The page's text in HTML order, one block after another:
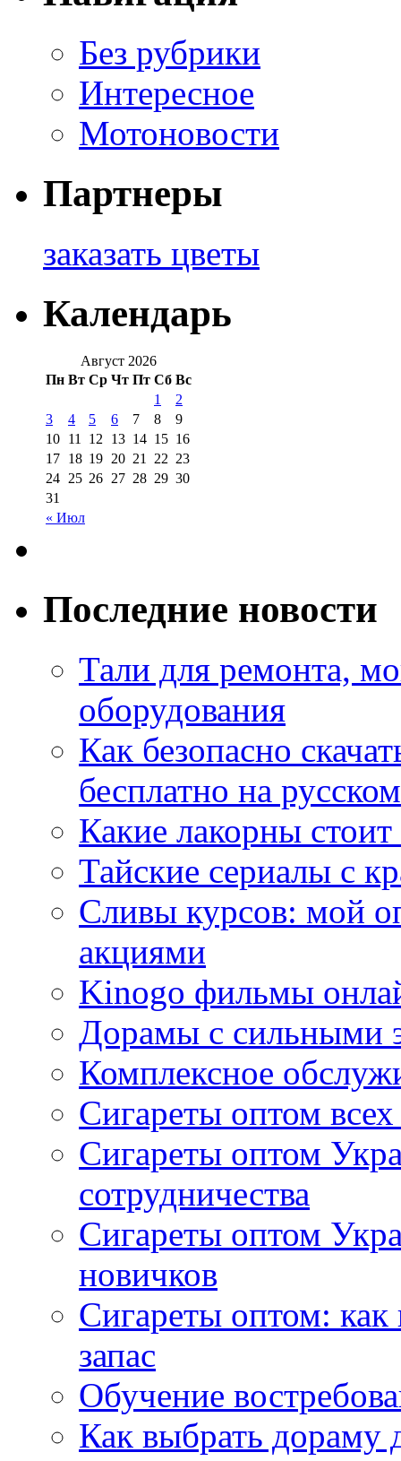
Без рубрики
Интересное
Мотоновости
Партнеры
заказать цветы
Календарь
Август 2026
Пн Вт Ср Чт Пт Сб Вс
« Июл
1
2
3
4 5 6 7 8
9
10 11 12 13 14 15 16
17 18 19 20 21 22 23
24 25 26 27 28 29 30
31
Последние новости
Тали для ремонта,
оборудования
Как безопасно
бесплатно на
Какие лакорны
Тайские сериалы с
Сливы курсов: мой
акциями
Kinogo фильмы
Дорамы с сильными
Комплексное
Сигареты оптом
Сигареты оптом
сотрудничества
Сигареты оптом
новичков
Сигареты оптом:
запас
Обучение
Как выбрать дораму